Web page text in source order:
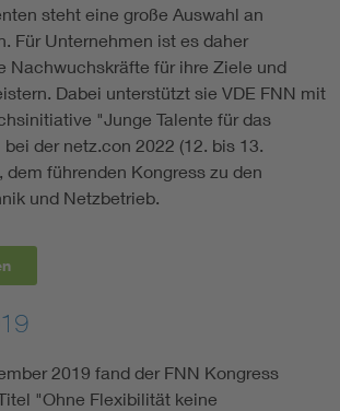
steht eine große Auswahl an
Für Unternehmen ist es daher
Nachwuchskräfte für ihre Ziele und
Dabei unterstützt sie VDE FNN mit
"Junge Talente für das
der netz.con 2022 (12. bis 13.
dem führenden Kongress zu den
und Netzbetrieb.
2019 fand der FNN Kongress
"Ohne Flexibilität keine